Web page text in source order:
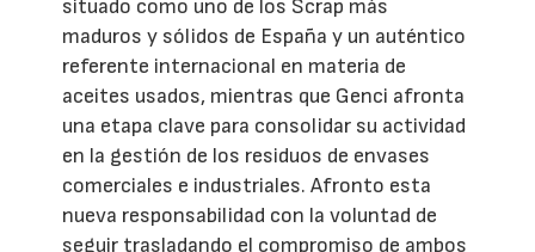
situado como uno de los Scrap más
maduros y sólidos de España y un auténtico
referente internacional en materia de
aceites usados, mientras que Genci afronta
una etapa clave para consolidar su actividad
en la gestión de los residuos de envases
comerciales e industriales. Afronto esta
nueva responsabilidad con la voluntad de
seguir trasladando el compromiso de ambos